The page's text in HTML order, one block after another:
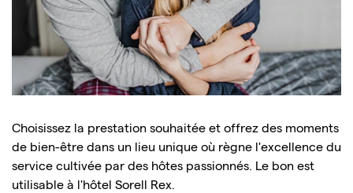
Choisissez la prestation souhaitée et offrez des moments
de bien-être dans un lieu unique où règne l'excellence du
service cultivée par des hôtes passionnés. Le bon est
utilisable à l'hôtel Sorell Rex.